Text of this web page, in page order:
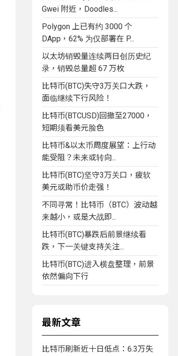
Gwei 附近，Doodles...
Polygon 上已有约 3000 个
DApp，62% 为仅部署在 P...
以太坊销毁量连续两日创历史纪
录，销毁总量超 67 万枚
比特币(BTC)失守3万关口大跌，
面临继续下行风险！
比特币(BTCUSD)回撤至27000，
短期须看美元脸色
比特币&以太币周度展望：上行动
能受阻？未来或转向...
比特币(BTC)坚守3万关口，疲软
美元或助币价走强！
不同寻常！比特币（BTC）波动越
来越小，或是大战即...
比特币(BTC)暴跌后前景继续看
跌，下一关键支持关注...
比特币(BTC)进入横盘整理，前景
依然偏向下行
最新文章
比特币刷新近十日低点：6.3万失